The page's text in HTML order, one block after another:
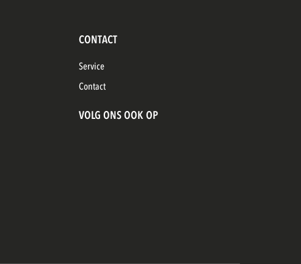
CONTACT
Service
Contact
VOLG ONS OOK OP